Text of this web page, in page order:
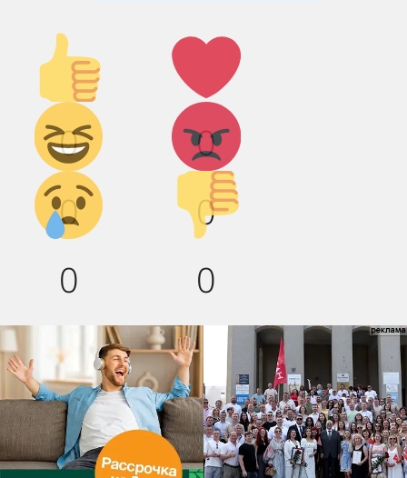
Палец
вверх!
0
Лайк!
0
Дикий
смех!
0
Агрессия!
0
Грусть :(
0
Палец
вниз!
0